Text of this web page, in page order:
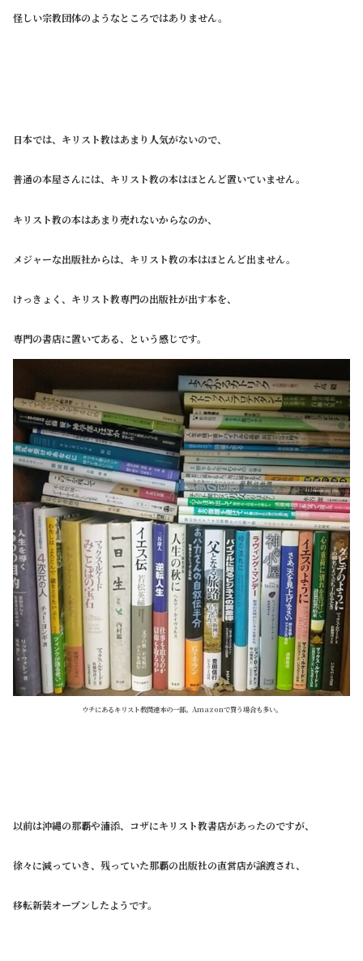
怪しい宗教団体のようなところではありません。
日本では、キリスト教はあまり人気がないので、
普通の本屋さんには、キリスト教の本はほとんど置いていません。
キリスト教の本はあまり売れないからなのか、
メジャーな出版社からは、キリスト教の本はほとんど出ません。
けっきょく、キリスト教専門の出版社が出す本を、
専門の書店に置いてある、という感じです。
ウチにあるキリスト教関連本の一部。Amazonで買う場合も多い。
以前は沖縄の那覇や浦添、コザにキリスト教書店があったのですが、
徐々に減っていき、残っていた那覇の出版社の直営店が譲渡され、
移転新装オープンしたようです。